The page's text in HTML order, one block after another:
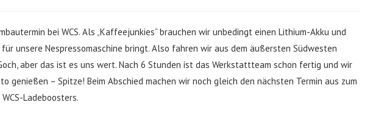
bei WCS. Als „Kaffeejunkies“ brauchen wir unbedingt einen Lithium-Akku und
unsere Nespressomaschine bringt. Also fahren wir aus dem äußersten Südwesten
aber das ist es uns wert. Nach 6 Stunden ist das Werkstattteam schon fertig und wir
genießen – Spitze! Beim Abschied machen wir noch gleich den nächsten Termin aus zum
Ladeboosters.